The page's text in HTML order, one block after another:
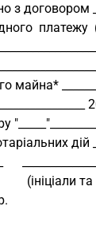
договором
платежу
дій